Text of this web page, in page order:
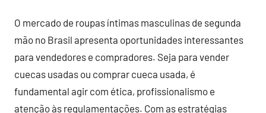
O mercado de roupas íntimas masculinas de segunda
mão no Brasil apresenta oportunidades interessantes
para vendedores e compradores. Seja para vender
cuecas usadas ou comprar cueca usada, é
fundamental agir com ética, profissionalismo e
atenção às regulamentações. Com as estratégias